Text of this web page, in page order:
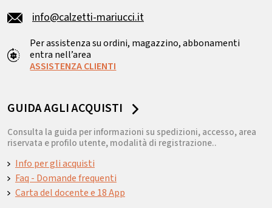
info@calzetti-mariucci.it
Per assistenza su ordini, magazzino, abbonamenti
entra nell’area
ASSISTENZA CLIENTI
GUIDA AGLI ACQUISTI
Consulta la guida per informazioni su spedizioni, accesso, area
riservata e profilo utente, modalità di registrazione..
Info per gli acquisti
Faq - Domande frequenti
Carta del docente e 18 App